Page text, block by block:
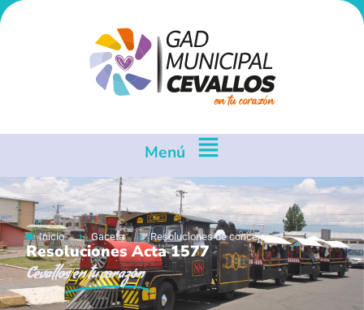
Menú
Inicio Gaceta Resoluciones de concejo
Resoluciones Acta 1577
Cevallosen tu corazón